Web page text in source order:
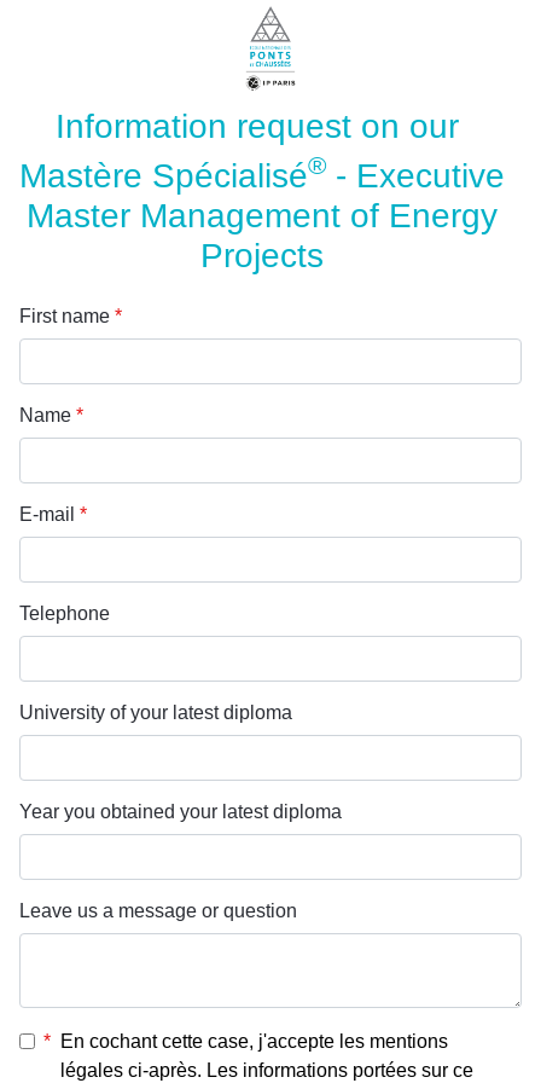
Information request on our
Mastère Spécialisé®- Executive
Master Management of Energy
Projects
First name *
Name *
E-mail *
Telephone
University of your latest diploma
Year you obtained your latest diploma
Leave us a message or question
* En cochant cette case, j'accepte les mentions
légales ci-après. Les informations portées sur ce